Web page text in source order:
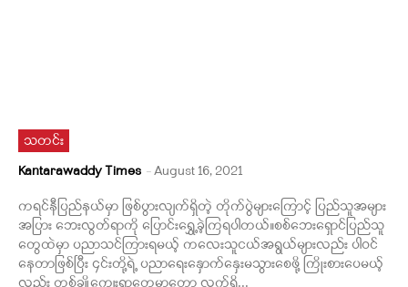
သတင်း
Kantarawaddy Times -August 16, 2021
ကရင်နီပြည်နယ်မှာ ဖြစ်ပွားလျက်ရှိတဲ့ တိုက်ပွဲများကြောင့် ပြည်သူအများ
အပြား ဘေးလွတ်ရာကို ပြောင်းရွှေ့ခဲ့ကြရပါတယ်။စစ်ဘေးရှောင်ပြည်သူ
တွေထဲမှာ ပညာသင်ကြားရမယ့် ကလေးသူငယ်အရွယ်များလည်း ပါဝင်
နေတာဖြစ်ပြီး ၄င်းတို့ရဲ့ ပညာရေးနှောက်နှေးမသွားစေဖို့ ကြိုးစားပေမယ့်